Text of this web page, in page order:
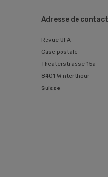
Adresse de contact
Revue UFA
Case postale
Theaterstrasse 15a
8401 Winterthour
Suisse